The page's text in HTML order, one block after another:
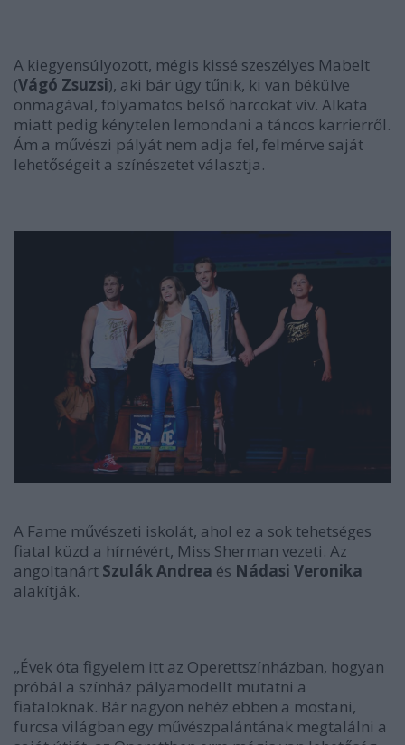
A kiegyensúlyozott, mégis kissé szeszélyes Mabelt
(Vágó Zsuzsi), aki bár úgy tűnik, ki van békülve
önmagával, folyamatos belső harcokat vív. Alkata
miatt pedig kénytelen lemondani a táncos karrierről.
Ám a művészi pályát nem adja fel, felmérve saját
lehetőségeit a színészetet választja.
A Fame művészeti iskolát, ahol ez a sok tehetséges
fiatal küzd a hírnévért, Miss Sherman vezeti. Az
angoltanárt Szulák Andrea és Nádasi Veronika
alakítják.
„Évek óta figyelem itt az Operettszínházban, hogyan
próbál a színház pályamodellt mutatni a
fiataloknak. Bár nagyon nehéz ebben a mostani,
furcsa világban egy művészpalántának megtalálni a